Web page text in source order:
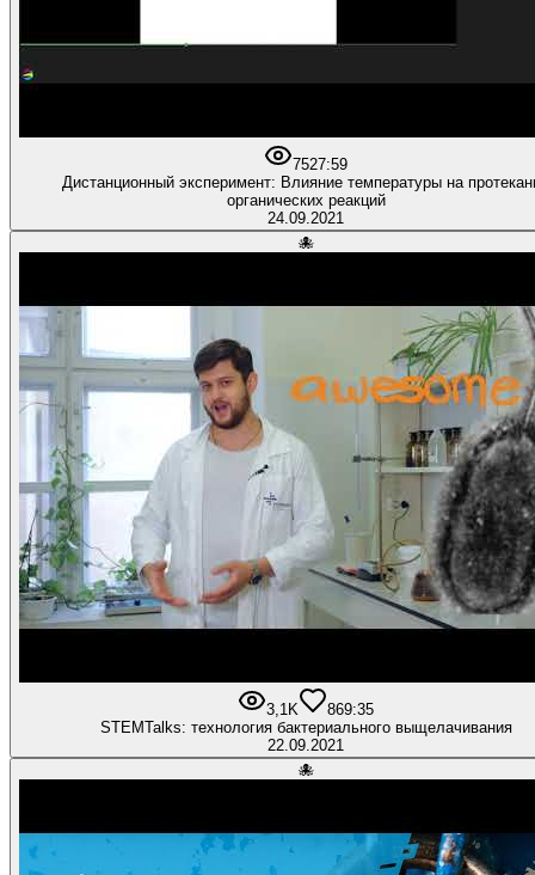
7527:59
Дистанционный эксперимент: Влияние температуры на
органических реакций
24.09.2021
🐙
3,1K 869:35
STEMTalks: технология бактериального выщелачивания
22.09.2021
🐙